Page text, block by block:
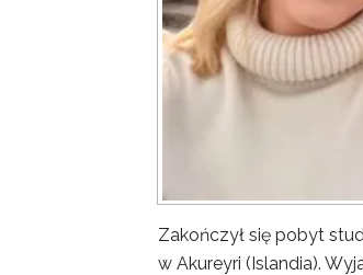
Zakończył się pobyt
w Akureyri (Islandia).